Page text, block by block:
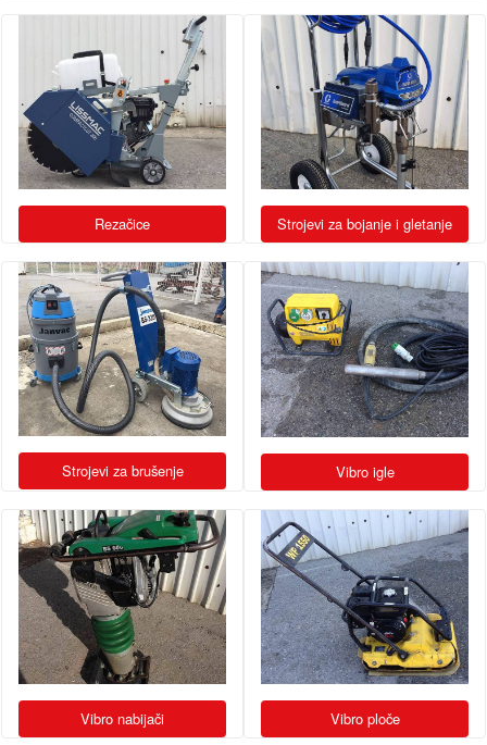
Rezačice Strojevi za bojanje i gletanje
Strojevi za brušenje Vibro igle
Vibro nabijači Vibro ploče